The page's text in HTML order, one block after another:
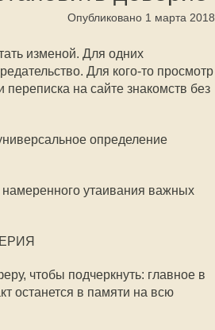
Опубликовано 1 марта 2018
изменой. Для одних
Для кого-то просмотр
на сайте знакомств без
определение
утаивания важных
чтобы подчеркнуть: главное в
останется в памяти на всю